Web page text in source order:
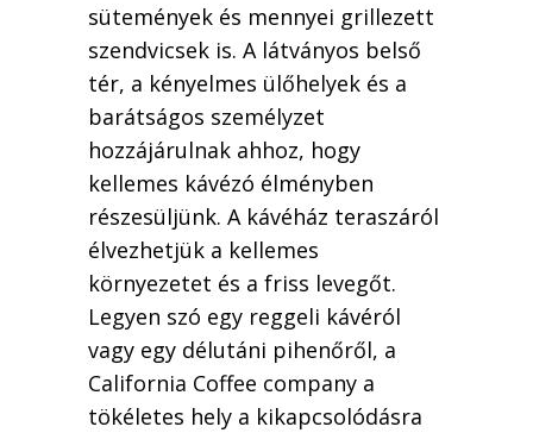
sütemények és mennyei grillezett
szendvicsek is. A látványos belső
tér, a kényelmes ülőhelyek és a
barátságos személyzet
hozzájárulnak ahhoz, hogy
kellemes kávézó élményben
részesüljünk. A kávéház teraszáról
élvezhetjük a kellemes
környezetet és a friss levegőt.
Legyen szó egy reggeli kávéról
vagy egy délutáni pihenőről, a
California Coffee company a
tökéletes hely a kikapcsolódásra